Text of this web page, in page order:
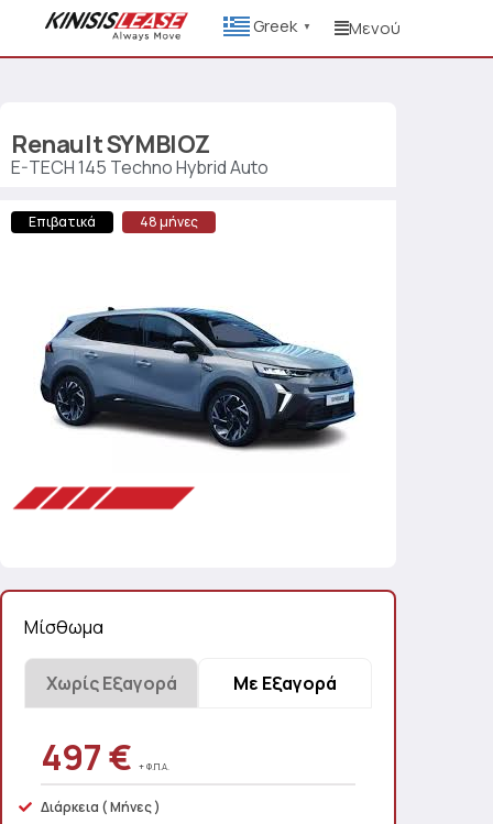
Greek ▼ Μενού
RenaultSYMBIOZ
E-TECH 145 Techno Hybrid Auto
Επιβατικά 48 μήνες
Μίσθωμα
Χωρίς Εξαγορά Με Εξαγορά
369 €+ Φ.Π.Α.
( Μήνες )
497 € + Φ.Π.Α.
Διάρκεια ( Μήνες )